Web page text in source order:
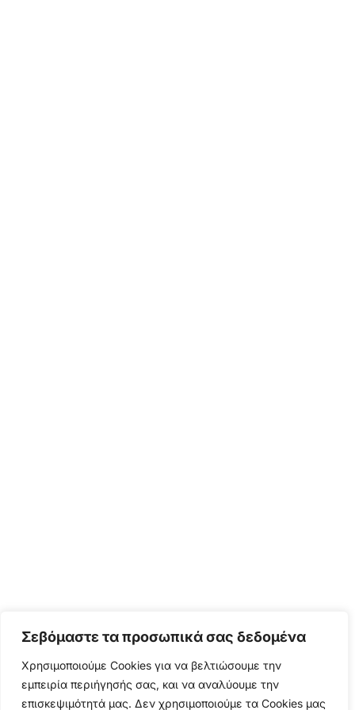
Σεβόμαστε τα προσωπικά σας δεδομένα
Χρησιμοποιούμε Cookies για να βελτιώσουμε την
εμπειρία περιήγησής σας, και να αναλύουμε την
επισκεψιμότητά μας. Δεν χρησιμοποιούμε τα Cookies μας